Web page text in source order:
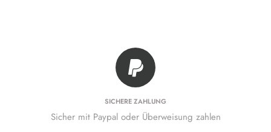
SICHERE ZAHLUNG
Sicher mit Paypal oder Überweisung zahlen